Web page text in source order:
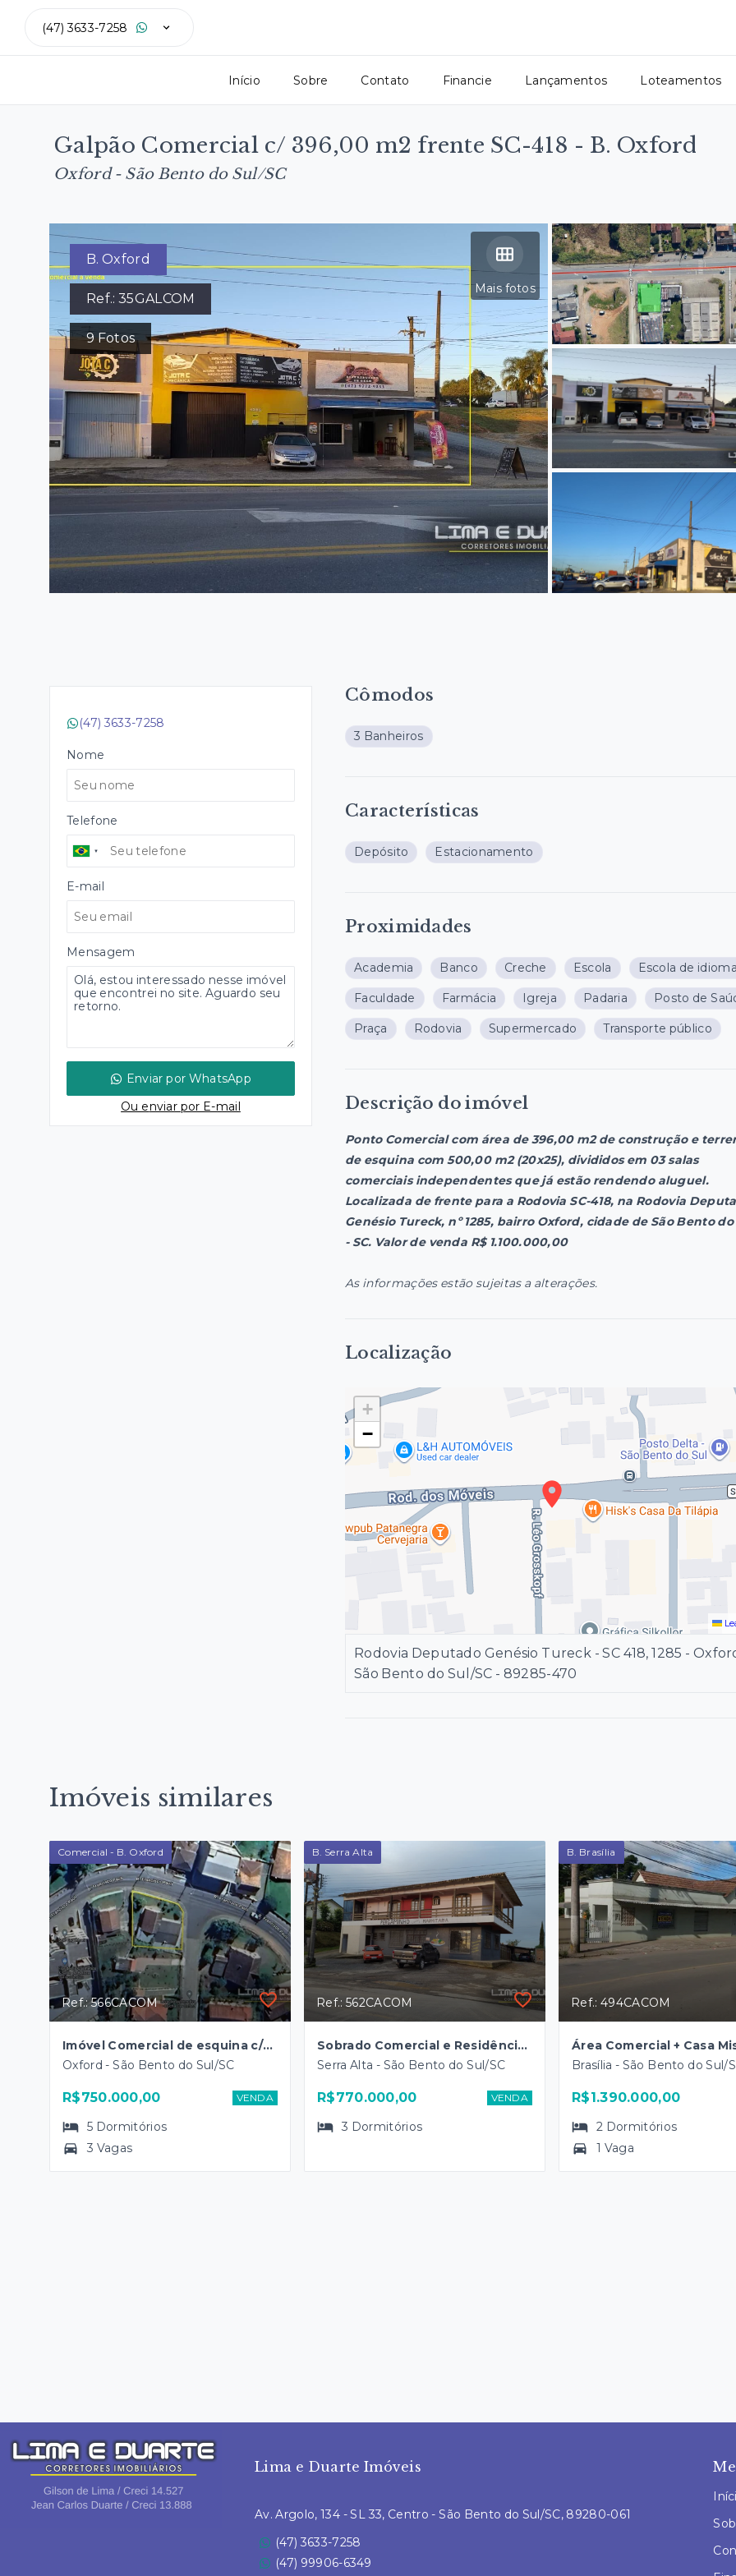
(47) 3633-7258
Início Sobre Contato Financie Lançamentos Loteamentos
Galpão Comercial c/ 396,00 m2 frente SC-418 - B. Oxford
Oxford - São Bento do Sul/SC
Mais fotos
B. Oxford
Ref.:35GALCOM
9Fotos
(47) 3633-7258
Nome
Telefone
E-mail
Mensagem
Enviar por WhatsApp
Ou enviar por E-mail
Cômodos
3 Banheiros
Características
Depósito Estacionamento
Proximidades
Academia Banco Creche Escola Escola de idioma
Faculdade Farmácia Igreja Padaria Posto de
Praça Rodovia Supermercado Transporte público
Descrição do imóvel
Ponto Comercial com área de 396,00 m2 de construção e
de esquina com 500,00 m2 (20x25), divididos em 03 salas
comerciais independentes que já estão rendendo aluguel.
Localizada de frente para a Rodovia SC-418, na Rodovia
Genésio Tureck, nº 1285, bairro Oxford, cidade de São Bento do
- SC. Valor de venda R$ 1.100.000,00
As informações estão sujeitas a alterações.
Localização
+
−
Rodovia Deputado Genésio Tureck - SC 418, 1285 -
São Bento do Sul/SC - 89285-470
Imóveis similares
Comercial - B. Oxford
Ref.: 566CACOM
Imóvel Comercial de esquina c/663,19 m2 - B. Oxford
Oxford - São Bento do Sul/SC
R$750.000,00 VENDA
5 Dormitórios
3 Vagas
B. Serra Alta
Ref.: 562CACOM
Sobrado Comercial e Residência c/ 362,56 m2 - B. Serra Alta
Serra Alta - São Bento do Sul/SC
R$770.000,00 VENDA
3 Dormitórios
B. Brasília
Ref.: 494CACOM
Brasília - São Bento do Sul/
R$1.390.000,00
2 Dormitórios
1 Vaga
Lima e Duarte Imóveis
Av. Argolo, 134 - SL 33, Centro - São Bento do Sul/SC, 89280-061
(47) 3633-7258
(47) 99906-6349